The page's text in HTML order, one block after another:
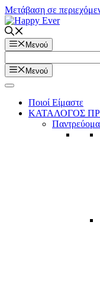
Μετάβαση σε
Μενού
Μενού
Ποιοί Είμαστε
ΚΑΤΑΛΟΓΟΣ